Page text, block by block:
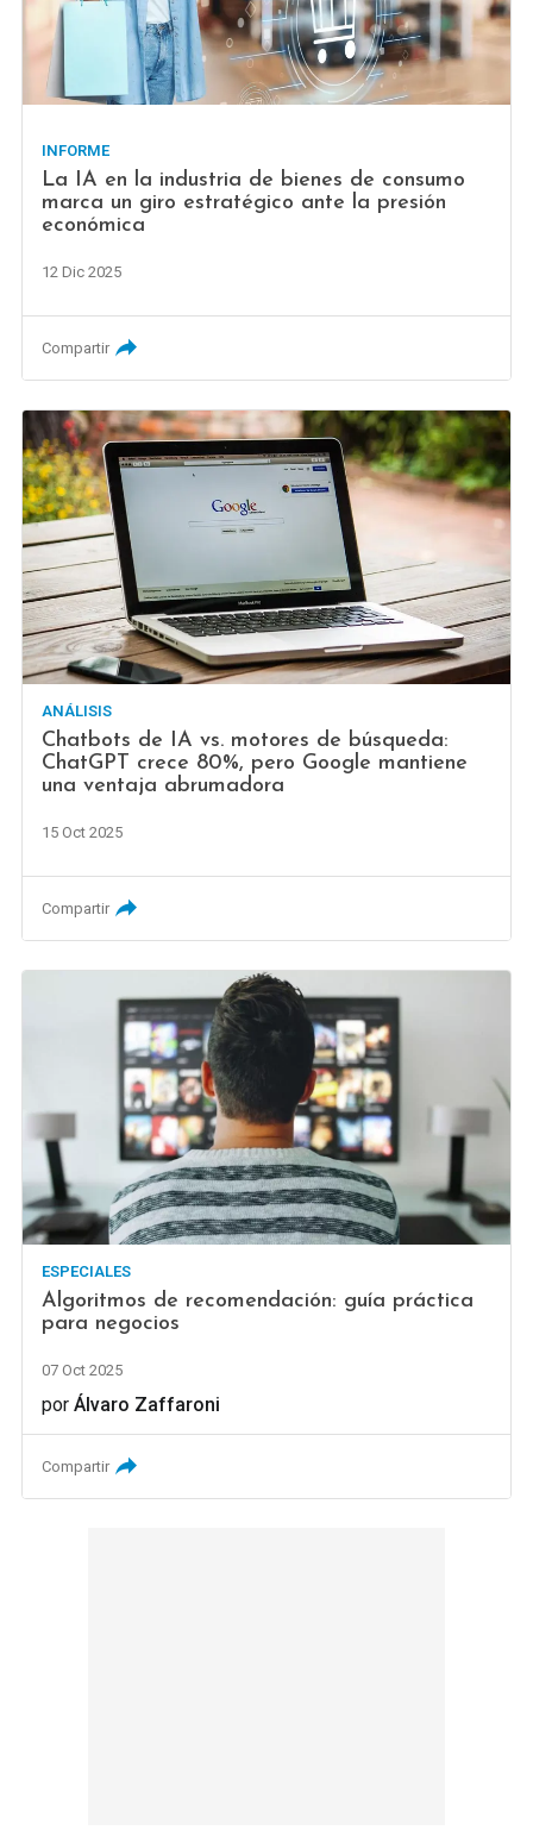
INFORME
La IA en la industria de bienes de consumo
marca un giro estratégico ante la presión
económica
12 Dic 2025
Compartir
ANÁLISIS
Chatbots de IA vs. motores de búsqueda:
ChatGPT crece 80%, pero Google mantiene
una ventaja abrumadora
15 Oct 2025
Compartir
ESPECIALES
Algoritmos de recomendación: guía práctica
para negocios
07 Oct 2025
porÁlvaro Zaffaroni
Compartir